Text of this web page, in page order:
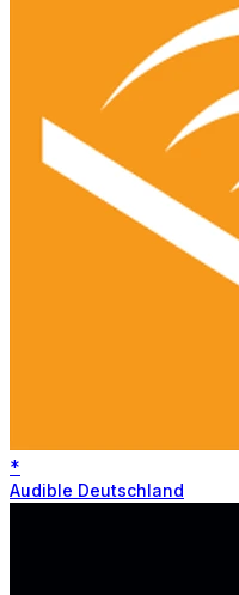
*
Audible Deutschland